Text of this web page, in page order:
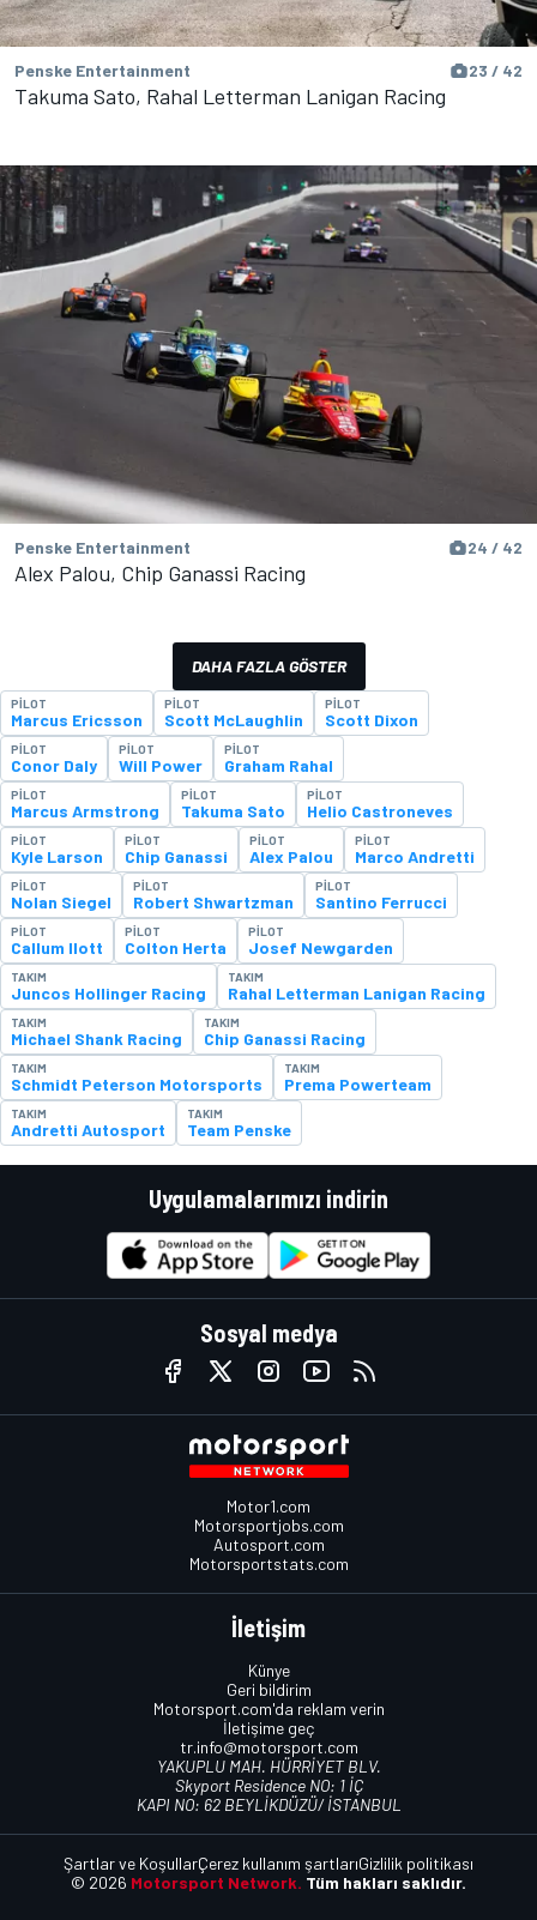
Penske Entertainment 23 / 42
Takuma Sato, Rahal Letterman Lanigan Racing
Penske Entertainment 24 / 42
Alex Palou, Chip Ganassi Racing
DAHA FAZLA GÖSTER
PILOT
Marcus Ericsson
PILOT
Scott McLaughlin
PILOT
Scott Dixon
PILOT
Conor Daly
PILOT
Will Power
PILOT
Graham Rahal
PILOT
Marcus Armstrong
PILOT
Takuma Sato
PILOT
Helio Castroneves
PILOT
Kyle Larson
PILOT
Chip Ganassi
PILOT
Alex Palou
PILOT
Marco Andretti
PILOT
Nolan Siegel
PILOT
Robert Shwartzman
PILOT
Santino Ferrucci
PILOT
Callum Ilott
PILOT
Colton Herta
PILOT
Josef Newgarden
TAKIM
Juncos Hollinger Racing
TAKIM
Rahal Letterman Lanigan Racing
TAKIM
Michael Shank Racing
TAKIM
Chip Ganassi Racing
TAKIM
Schmidt Peterson Motorsports
TAKIM
Prema Powerteam
TAKIM
Andretti Autosport
TAKIM
Team Penske
Uygulamalarımızı indirin
Sosyal medya
Motor1.com
Motorsportjobs.com
Autosport.com
Motorsportstats.com
İletişim
Künye
Geri bildirim
Motorsport.com'da reklam verin
İletişime geç
tr.info@motorsport.com
YAKUPLU MAH. HÜRRİYET BLV.
Skyport Residence NO: 1 İÇ
KAPI NO: 62 BEYLİKDÜZÜ/ İSTANBUL
© 2026 Motorsport Network. Tüm hakları saklıdır.
Şartlar ve KoşullarÇerez kullanım şartlarıGizlilik politikası